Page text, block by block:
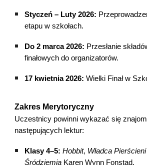
Styczeń – Luty 2026:
etapu w szkołach.
Do 2 marca 2026: Przesłanie
finałowych do organizatorów.
17 kwietnia 2026: Wielki Finał w
Zakres Merytoryczny
Uczestnicy powinni wykazać się
następujących lektur:
Klasy 4–5: Hobbit, Władca Pierścieni
Śródziemia Karen Wynn Fonstad.